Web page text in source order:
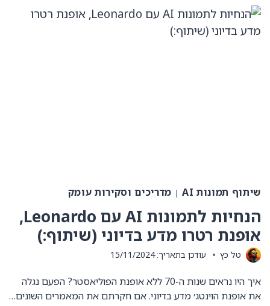
שיתוף תמונות AI | מדריכים וסקירות עומק
הנחיות לתמונות AI עם Leonardo,
אופנת רטרו מדע בדיוני (שיתוף:)
טל כץ עודכן בתאריך: 15/11/2024
איך היו נראים שנות ה-70 ללא אופנת הפוליאסטר? הפעם נגלה
את אופנת הוינטג׳ מדע בדיוני. אם חקרתם את המאמרים השונים…